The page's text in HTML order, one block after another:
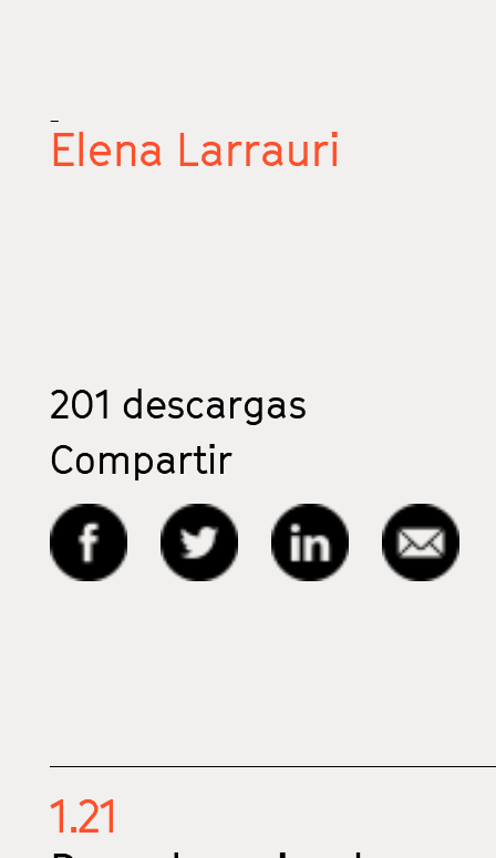
_
Elena Larrauri
201 descargas
Compartir
1.21